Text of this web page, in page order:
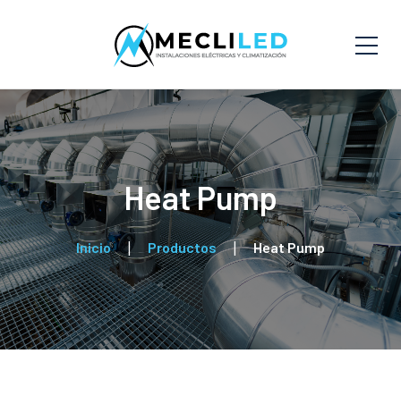
Heat Pump
Inicio Productos Heat Pump